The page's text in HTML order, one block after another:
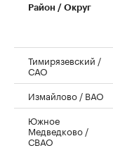
Район / Округ
Тимирязевский /
САО
Измайлово / ВАО
Южное
Медведково /
СВАО